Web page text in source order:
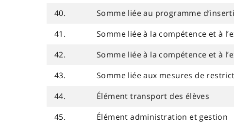
40.
Somme liée au programme
41.
Somme liée à la compétence et à
42.
Somme liée à la compétence et à
43.
Somme liée aux mesures de
44.
Élément transport des élèves
45.
Élément administration et gestion